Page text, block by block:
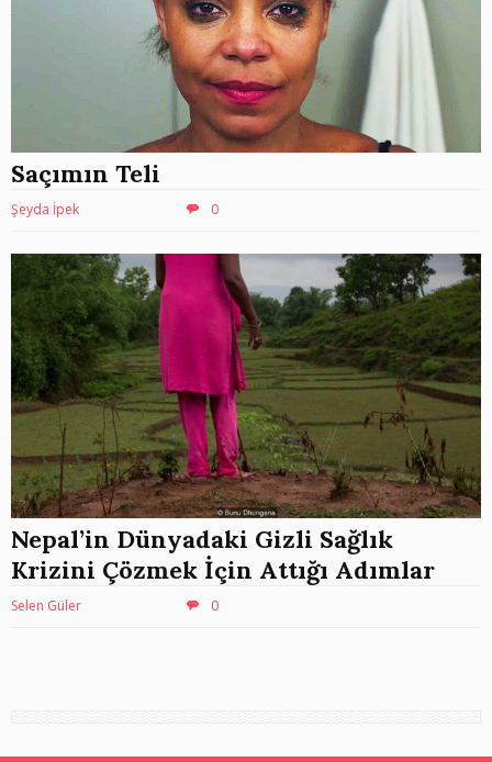
Saçımın Teli
Şeyda İpek 0
Nepal’in Dünyadaki Gizli Sağlık
Krizini Çözmek İçin Attığı Adımlar
Selen Güler 0